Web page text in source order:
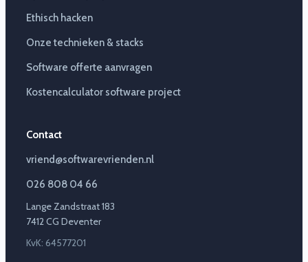
Ethisch hacken
Onze technieken & stacks
Software offerte aanvragen
Kostencalculator software project
Contact
vriend@softwarevrienden.nl
026 808 04 66
Lange Zandstraat 183
7412 CG Deventer
KvK: 64577201